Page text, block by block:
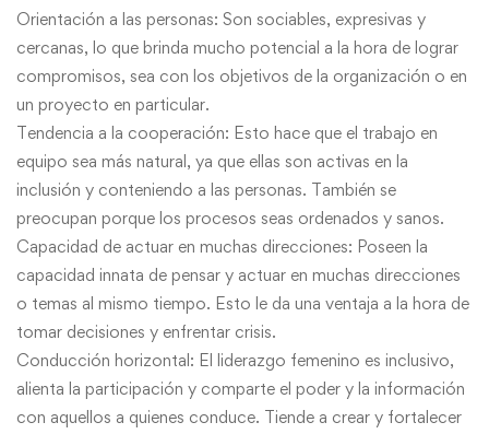
Orientación a las personas: Son sociables, expresivas y
cercanas, lo que brinda mucho potencial a la hora de lograr
compromisos, sea con los objetivos de la organización o en
un proyecto en particular.
Tendencia a la cooperación: Esto hace que el trabajo en
equipo sea más natural, ya que ellas son activas en la
inclusión y conteniendo a las personas. También se
preocupan porque los procesos seas ordenados y sanos.
Capacidad de actuar en muchas direcciones: Poseen la
capacidad innata de pensar y actuar en muchas direcciones
o temas al mismo tiempo. Esto le da una ventaja a la hora de
tomar decisiones y enfrentar crisis.
Conducción horizontal: El liderazgo femenino es inclusivo,
alienta la participación y comparte el poder y la información
con aquellos a quienes conduce. Tiende a crear y fortalecer